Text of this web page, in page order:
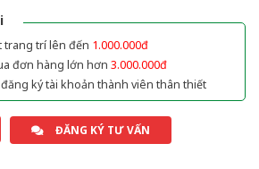
trang trí lên đến 1.000.000đ
đơn hàng lớn hơn 3.000.000đ
ký tài khoản thành viên thân thiết
ĐĂNG KÝ TƯ VẤN